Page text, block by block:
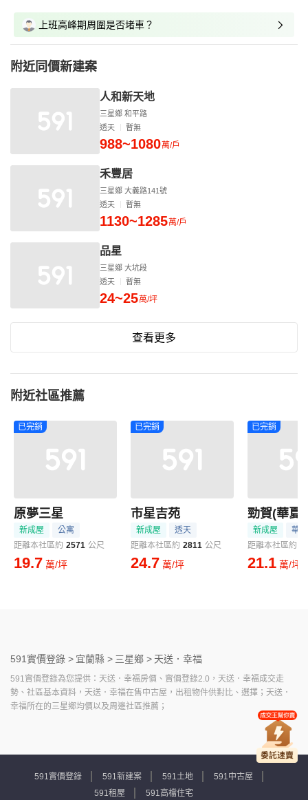
上班高峰期周圍是否堵車？
附近同價新建案
人和新天地
三星鄉 和平路
透天
暫無
988~1080萬/戶
禾豐居
三星鄉 大義路141號
透天
暫無
1130~1285萬/戶
品星
三星鄉 大坑段
透天
暫無
24~25萬/坪
查看更多
附近社區推薦
已完銷
原夢三星
新成屋
公寓
距離本社區約 2571 公尺
19.7 萬/坪
已完銷
市星吉苑
新成屋
透天
距離本社區約 2811 公尺
24.7 萬/坪
已完銷
勁賀(華夏
新成屋
華廈
距離本社區約
21.1 萬/坪
591實價登錄 > 宜蘭縣 > 三星鄉 > 天送．幸福
591實價登錄為您提供：天送．幸福房價、實價登錄2.0，天送．幸福成交走
勢、社區基本資料，天送．幸福在售中古屋，出租物件供對比、選擇；天送．
幸福所在的三星鄉均價以及周邊社區推薦；
591實價登錄 591新建案 591土地
591中古屋
591租屋
591高檔住宅